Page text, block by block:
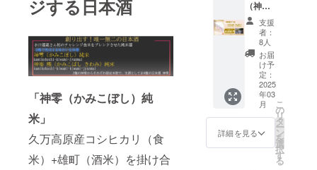
ジする日本酒
「神零（かみこぼし）純
米」
久万高原産コシヒカリ（食
米）+雄町（酒米）を掛け合
光協会
さんと
一緒に
プロ
ジェク
トを盛
り上げ
る！ 制
作を久
万高原
町観光
協会さ
（神こ
ぼし）
純米」
通常ラ
ベル
720ml
を1本 ※
藤原カ
ムイ制
作オリ
ジナル
ラベル
（通常
支援
者：
8人
お届
け予
定：
2025
年03
月
詳細を見る
こ
の
リ
タ
ー
ン
を
選
択
す
る